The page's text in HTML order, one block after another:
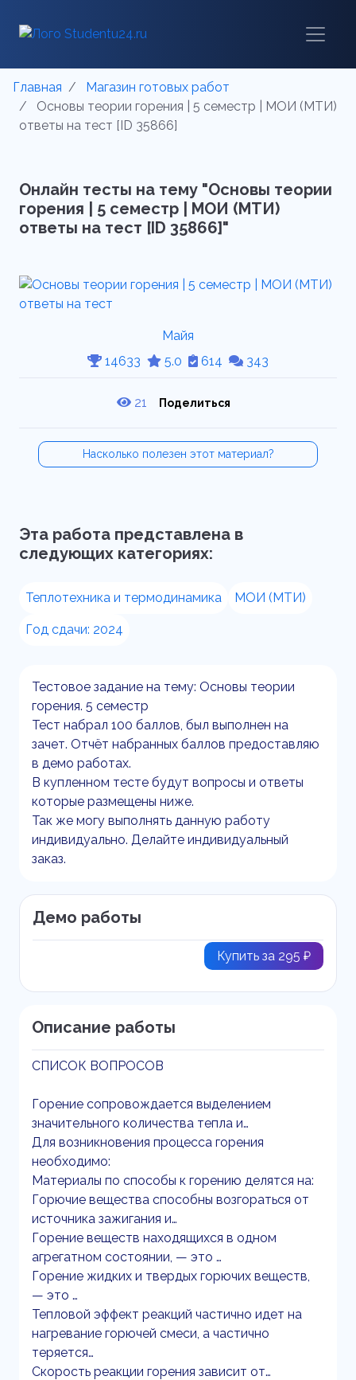
Главная
Магазин готовых работ
Основы теории горения | 5 семестр | МОИ (МТИ)
ответы на тест [ID 35866]
Онлайн тесты на тему "Основы теории
горения | 5 семестр | МОИ (МТИ)
ответы на тест [ID 35866]"
Майя
14633
5.0 614 343
21 Поделиться
Насколько полезен этот материал?
Эта работа представлена в
следующих категориях:
Теплотехника и термодинамика МОИ (МТИ)
Год сдачи: 2024
Тестовое задание на тему: Основы теории
горения. 5 семестр
Тест набрал 100 баллов, был выполнен на
зачет. Отчёт набранных баллов предоставляю
в демо работах.
В купленном тесте будут вопросы и ответы
которые размещены ниже.
Так же могу выполнять данную работу
индивидуально. Делайте индивидуальный
заказ.
Демо работы
Купить за 295 ₽
Описание работы
СПИСОК ВОПРОСОВ
Горение сопровождается выделением
значительного количества тепла и…
Для возникновения процесса горения
необходимо:
Материалы по способы к горению делятся на:
Горючие вещества способны возгораться от
источника зажигания и…
Горение веществ находящихся в одном
агрегатном состоянии, — это …
Горение жидких и твердых горючих веществ,
— это …
Тепловой эффект реакций частично идет на
нагревание горючей смеси, а частично
теряется…
Скорость реакции горения зависит от…